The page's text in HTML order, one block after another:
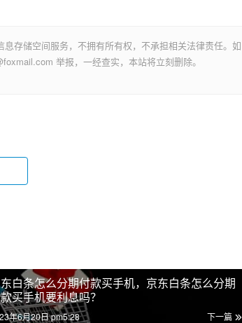
存储空间服务，不拥有所有权，不承担相关法律责任。如
举报，一经查实，本站将立刻删除。
白条怎么分期付款买手机，京东白条怎么分期
买手机要利息吗？
下一篇
年6月20日 pm5:28